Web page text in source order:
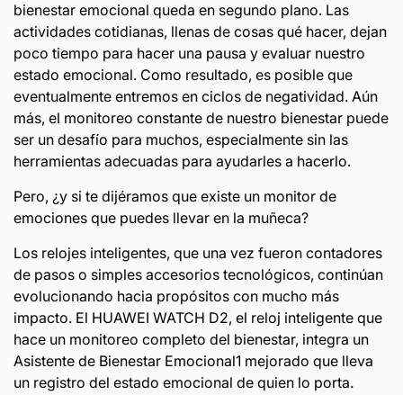
bienestar emocional queda en segundo plano. Las
actividades cotidianas, llenas de cosas qué hacer, dejan
poco tiempo para hacer una pausa y evaluar nuestro
estado emocional. Como resultado, es posible que
eventualmente entremos en ciclos de negatividad. Aún
más, el monitoreo constante de nuestro bienestar puede
ser un desafío para muchos, especialmente sin las
herramientas adecuadas para ayudarles a hacerlo.
Pero, ¿y si te dijéramos que existe un monitor de
emociones que puedes llevar en la muñeca?
Los relojes inteligentes, que una vez fueron contadores
de pasos o simples accesorios tecnológicos, continúan
evolucionando hacia propósitos con mucho más
impacto. El HUAWEI WATCH D2, el reloj inteligente que
hace un monitoreo completo del bienestar, integra un
Asistente de Bienestar Emocional1 mejorado que lleva
un registro del estado emocional de quien lo porta.